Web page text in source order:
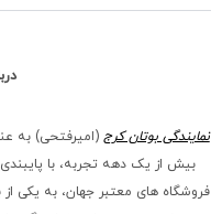
نمایندگی بوتان کرج (امیرفتحی) به
بیش از یک دهه تجربه، با
فروشگاه‌ های معتبر جهان، به یکی از